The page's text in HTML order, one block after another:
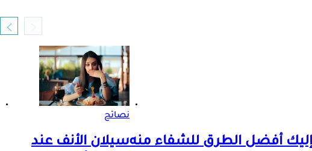
إليك أفضل الطرق للشفاء منه
نصائح
سيلان الأنف عند